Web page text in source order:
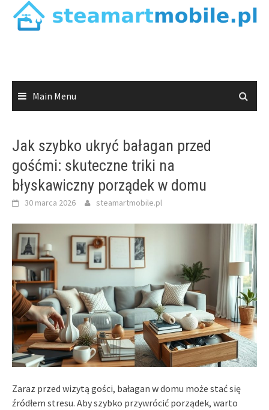
Main Menu
Jak szybko ukryć bałagan przed
gośćmi: skuteczne triki na
błyskawiczny porządek w domu
30 marca 2026 steamartmobile.pl
Zaraz przed wizytą gości, bałagan w domu może stać się
źródłem stresu. Aby szybko przywrócić porządek, warto